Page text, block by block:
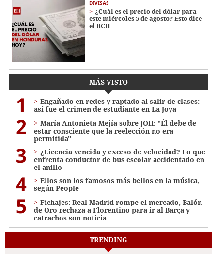
DIVISAS
¿Cuál es el precio del dólar para
este miércoles 5 de agosto? Esto dice
el BCH
MÁS VISTO
1
Engañado en redes y raptado al salir de clases:
así fue el crimen de estudiante en La Joya
2
María Antonieta Mejía sobre JOH: "Él debe de
estar consciente que la reelección no era
permitida"
3
¿Licencia vencida y exceso de velocidad? Lo que
enfrenta conductor de bus escolar accidentado en
el anillo
4
Ellos son los famosos más bellos en la música,
según People
5
Fichajes: Real Madrid rompe el mercado, Balón
de Oro rechaza a Florentino para ir al Barça y
catrachos son noticia
TRENDING